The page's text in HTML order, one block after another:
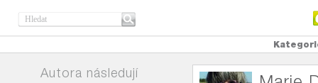
Autora následují